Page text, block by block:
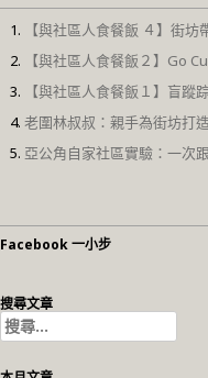
【與社區人食餐飯 ４】街
【與社區人食餐飯２】Go
【與社區人食餐飯１】盲
老圍林叔叔：親手為街坊打
亞公角自家社區實驗：一次
Facebook 一小步
搜尋文章
搜
尋
關